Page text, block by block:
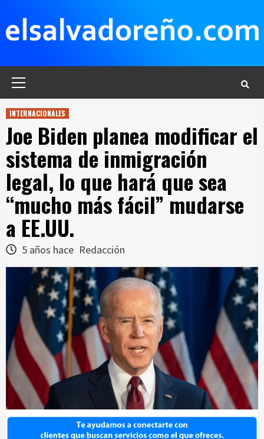
contenido
INTERNACIONALES
Joe Biden planea modificar el
sistema de inmigración
legal, lo que hará que sea
“mucho más fácil” mudarse
a EE.UU.
5 años hace Redacción